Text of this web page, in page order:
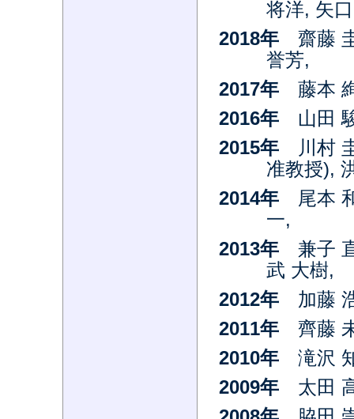
将洋, 矢
2018年 齋藤
誉芳,
2017年 藤本
2016年 山田
2015年
川村
准教授),
2014年 尾本
一,
2013年 兼子
武 大樹,
2012年 加藤
2011年 齊藤
2010年 滝沢
2009年 太田